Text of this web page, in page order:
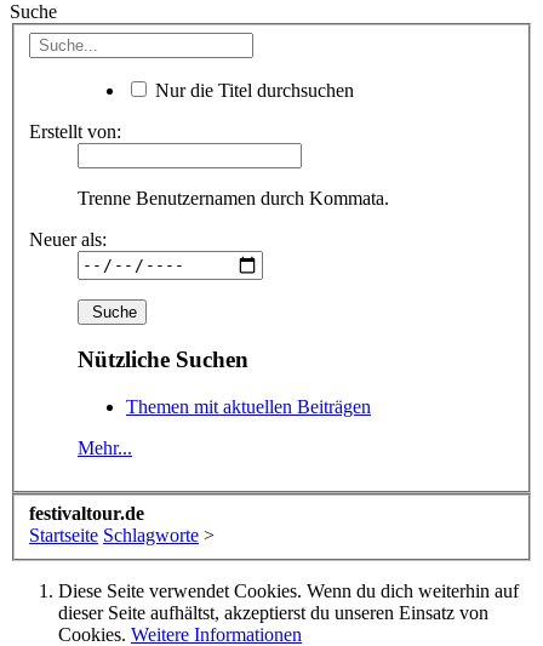
Suche
Nur die Titel durchsuchen
Erstellt von:
Trenne Benutzernamen durch Kommata.
Neuer als:
Nützliche Suchen
Themen mit aktuellen Beiträgen
Mehr...
festivaltour.de
Startseite Schlagworte >
Diese Seite verwendet Cookies. Wenn du dich weiterhin auf
dieser Seite aufhältst, akzeptierst du unseren Einsatz von
Cookies. Weitere Informationen